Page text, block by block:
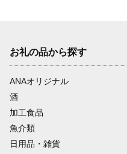
お礼の品から探す
ANAオリジナル
酒
加工食品
魚介類
日用品・雑貨